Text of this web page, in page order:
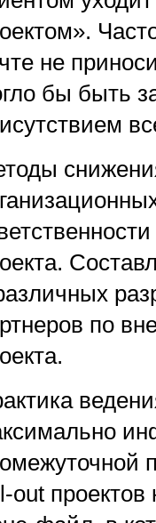
не
бы быть
по
out